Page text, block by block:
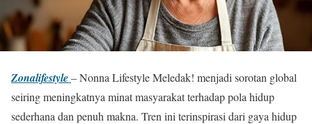
Zonalifestyle– Nonna Lifestyle Meledak! menjadi sorotan global
seiring meningkatnya minat masyarakat terhadap pola hidup
sederhana dan penuh makna. Tren ini terinspirasi dari gaya hidup